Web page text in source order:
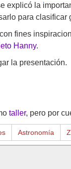
explicó la
para clasificar
fines
Hanny.
la presentación.
taller, pero por
Astronomía